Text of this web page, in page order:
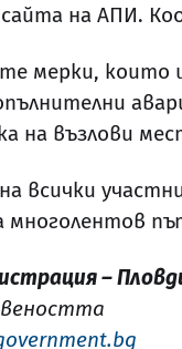
на АПИ.
мерки, които
на възлови
всички
многолентов
–